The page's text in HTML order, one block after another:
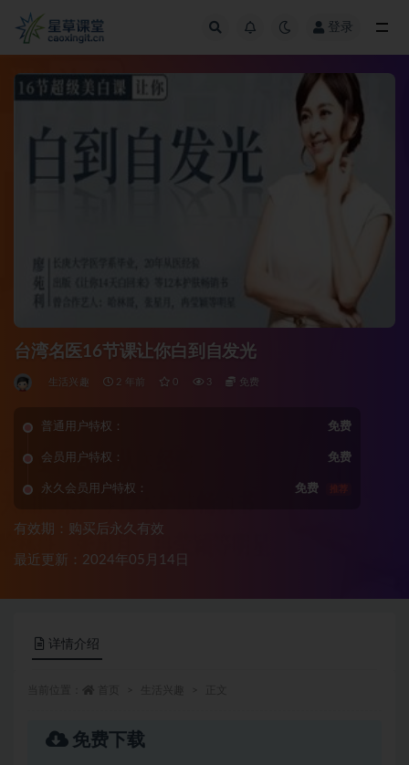
登录
台湾名医16节课让你白到自发光
生活兴趣 2 年前 0 3 免费
普通用户特权： 免费
会员用户特权： 免费
永久会员用户特权： 免费 推荐
有效期：购买后永久有效
最近更新：2024年05月14日
详情介绍
免费下载